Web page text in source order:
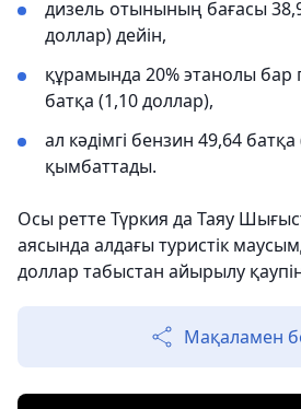
дизель отынының бағасы
доллар) дейін,
құрамында 20% этанолы бар
батқа (1,10 доллар),
ал кәдімгі бензин 49,64
қымбаттады.
Осы ретте Түркия да Таяу
аясында алдағы туристік
доллар табыстан айырылу
Мақаламен